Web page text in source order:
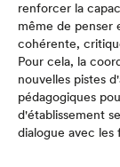
renforcer la
même de penser
cohérente,
Pour cela, la
nouvelles pistes
pédagogiques
d'établissement
dialogue avec les